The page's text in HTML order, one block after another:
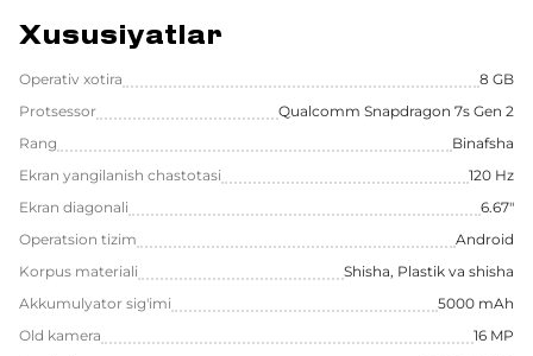
Xususiyatlar
Operativ xotira
8 GB
Protsessor
Qualcomm Snapdragon 7s Gen 2
Rang
Binafsha
Ekran yangilanish chastotasi
120 Hz
Ekran diagonali
6.67"
Operatsion tizim
Android
Korpus materiali
Shisha, Plastik va shisha
Akkumulyator sig'imi
5000 mAh
Old kamera
16 MP